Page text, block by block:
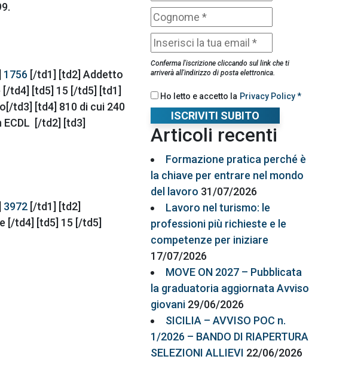
1756 [/td1] [td2] Addetto
[/td4] [td5] 15 [/td5] [td1]
td3] [td4] 810 di cui 240
[/td2] [td3]
3972 [/td1] [td2]
[/td4] [td5] 15 [/td5]
Conferma l'iscrizione cliccando sul link che ti
arriverà all'indirizzo di posta elettronica.
Ho letto e accetto la Privacy Policy *
ISCRIVITI SUBITO
Articoli recenti
Formazione pratica perché è
la chiave per entrare nel mondo
del lavoro 31/07/2026
Lavoro nel turismo: le
professioni più richieste e le
competenze per iniziare
17/07/2026
MOVE ON 2027 – Pubblicata
la graduatoria aggiornata Avviso
giovani 29/06/2026
SICILIA – AVVISO POC n.
1/2026 – BANDO DI RIAPERTURA
SELEZIONI ALLIEVI 22/06/2026